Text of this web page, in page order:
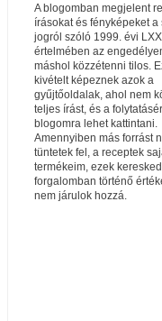
A blogomban megjelent
írásokat és fényképeket a
jogról szóló 1999. évi
értelmében az
máshol közzétenni tilos.
kivételt képeznek azok a
gyűjtőoldalak, ahol nem
teljes írást, és a
blogomra lehet kattintani.
Amennyiben más forrást
tüntetek fel, a receptek
termékeim, ezek
forgalomban történő
nem járulok hozzá.